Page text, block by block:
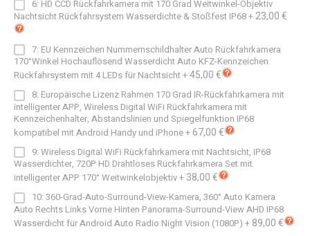
6: HD CCD Rückfahrkamera mit 170 Grad Weitwinkel-Objektiv
Nachtsicht Rückfahrsystem Wasserdichte & Stoßfest IP68+23,00 €
7: EU Kennzeichen Nummernschildhalter Auto Rückfahrkamera
170°Winkel Hochauflösend Wasserdicht Auto KFZ-Kennzeichen
Rückfahrsystem mit 4 LEDs für Nachtsicht+45,00 €
8: Europäische Lizenz Rahmen 170 Grad IR-Rückfahrkamera mit
intelligenter APP, Wireless Digital WiFi Rückfahrkamera mit
Kennzeichenhalter, Abstandslinien und Spiegelfunktion IP68
kompatibel mit Android Handy und iPhone+67,00 €
9: Wireless Digital WiFi Rückfahrkamera mit Nachtsicht, IP68
Wasserdichter, 720P HD Drahtloses Rückfahrkamera Set mit
intelligenter APP 170° Weitwinkelobjektiv+ 38,00 €
10: 360-Grad-Auto-Surround-View-Kamera, 360° Auto Kamera
Auto Rechts Links Vorne Hinten Panorama-Surround-View AHD IP68
Wasserdicht für Android Auto Radio Night Vision (1080P) + 89,00 €